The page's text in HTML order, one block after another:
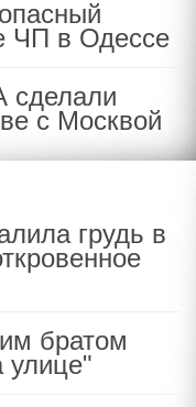
ЧП в Одессе
сделали
с Москвой
грудь в
братом
улице"